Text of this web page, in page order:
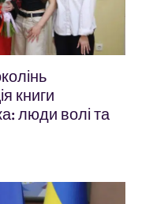
книги
люди волі та